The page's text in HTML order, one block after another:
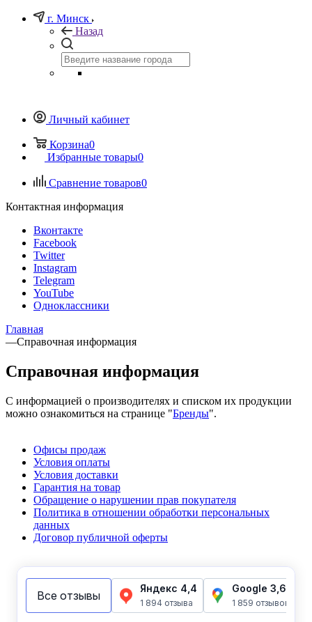
г. Минск
Назад
Личный кабинет
Корзина0
Избранные товары0
Сравнение товаров0
Контактная информация
Вконтакте
Facebook
Twitter
Instagram
Telegram
YouTube
Одноклассники
Главная
—Справочная информация
Справочная информация
C информацией о производителях и списком их продукции
можно ознакомиться на странице "Бренды".
Офисы продаж
Условия оплаты
Условия доставки
Гарантия на товар
Обращение о нарушении прав покупателя
Политика в отношении обработки персональных
данных
Договор публичной оферты